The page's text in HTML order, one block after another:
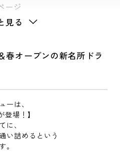
ージ
見る
春オープンの新名所ドラ
ーは、
場！】
に、
い詰めるという
。